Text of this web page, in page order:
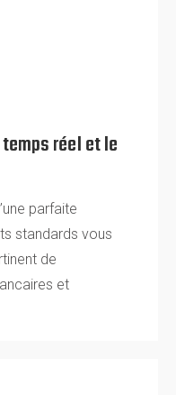
réel et le
parfaite
standards vous
de
et